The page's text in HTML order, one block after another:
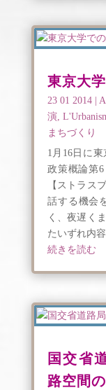
東京大
23 01 2014|
演,
まちづくり
1月16日に
政策概論第
【ストラス
話する機会
く、夜遅く
たいずれ内
続きを読む
国交省
路空間